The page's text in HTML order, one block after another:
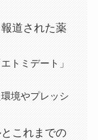
道された薬
トミデート」
境やプレッシ
これまでの